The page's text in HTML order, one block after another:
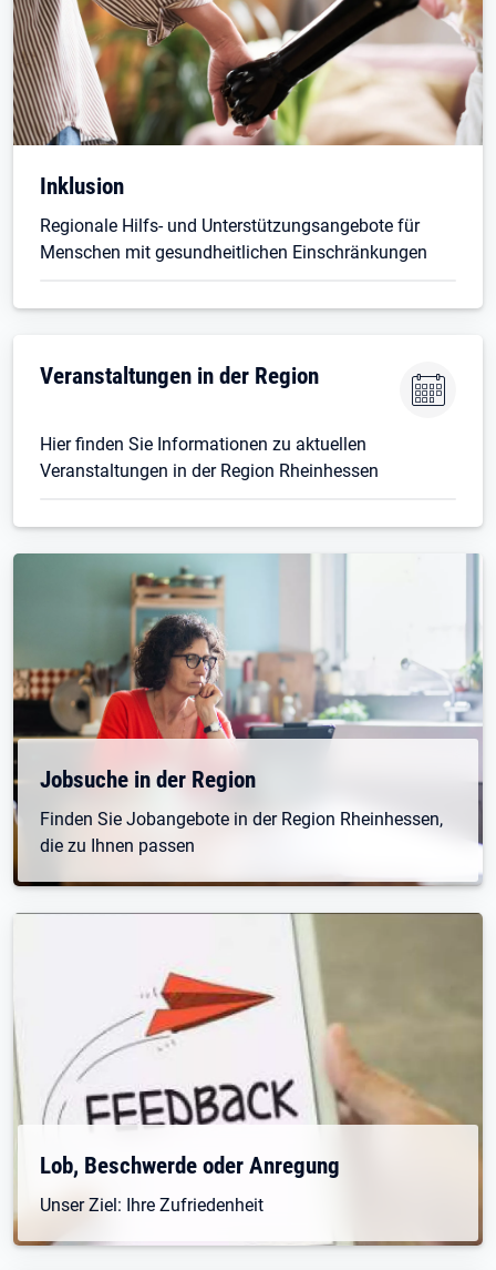
Inklusion
Regionale Hilfs- und Unterstützungsangebote für
Menschen mit gesundheitlichen Einschränkungen
Öffnet in neuem Tab
Veranstaltungen in der Region
Hier finden Sie Informationen zu aktuellen
Veranstaltungen in der Region Rheinhessen
Jobsuche in der Region
Finden Sie Jobangebote in der Region Rheinhessen,
die zu Ihnen passen
Lob, Beschwerde oder Anregung
Unser Ziel: Ihre Zufriedenheit